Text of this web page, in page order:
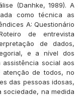
(Danhke, 1989). A
como técnica as
A: Questionário
de entrevista
de dados,
e a nível dos
social aos
atenção de todos, no
das pessoas idosas,
sociedade, na medida